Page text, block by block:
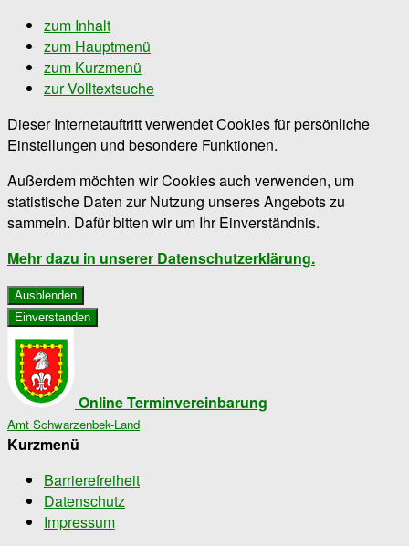
zum Inhalt
zum Hauptmenü
zum Kurzmenü
zur Volltextsuche
Dieser Internetauftritt verwendet Cookies für persönliche
Einstellungen und besondere Funktionen.
Außerdem möchten wir Cookies auch verwenden, um
statistische Daten zur Nutzung unseres Angebots zu
sammeln. Dafür bitten wir um Ihr Einverständnis.
Mehr dazu in unserer Datenschutzerklärung.
Ausblenden
Einverstanden
Online Terminvereinbarung
Amt Schwarzenbek-Land
Kurzmenü
Barrierefreiheit
Datenschutz
Impressum